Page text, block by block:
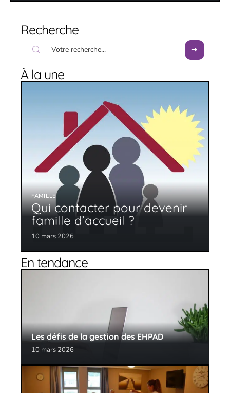
Recherche
À la une
FAMILLE
Qui contacter pour devenir
famille d’accueil ?
10 mars 2026
En tendance
Les défis de la gestion des EHPAD
10 mars 2026